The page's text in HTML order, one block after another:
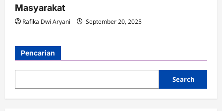
Masyarakat
Rafika Dwi Aryani September 20, 2025
Pencarian
Search